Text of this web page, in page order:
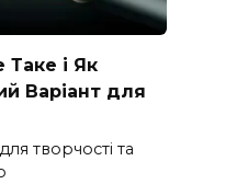
і Як
Варіант для
творчості та